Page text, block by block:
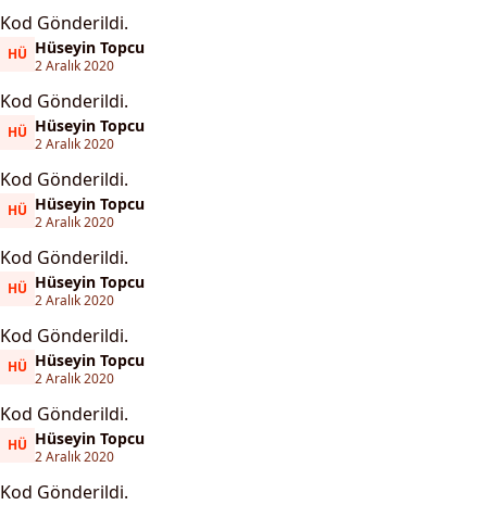
Kod Gönderildi.
HÜHüseyin Topcu
Hüseyin Topcu
2 Aralık 2020
Kod Gönderildi.
HÜHüseyin Topcu
Hüseyin Topcu
2 Aralık 2020
Kod Gönderildi.
HÜHüseyin Topcu
Hüseyin Topcu
2 Aralık 2020
Kod Gönderildi.
HÜHüseyin Topcu
Hüseyin Topcu
2 Aralık 2020
Kod Gönderildi.
HÜHüseyin Topcu
Hüseyin Topcu
2 Aralık 2020
Kod Gönderildi.
HÜHüseyin Topcu
Hüseyin Topcu
2 Aralık 2020
Kod Gönderildi.